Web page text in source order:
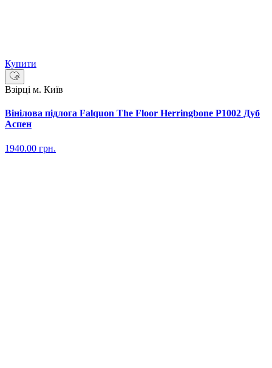
Купити
Взірці м. Київ
Вінілова підлога Falquon The Floor Herringbone P1002 Дуб
Аспен
1940.00 грн.